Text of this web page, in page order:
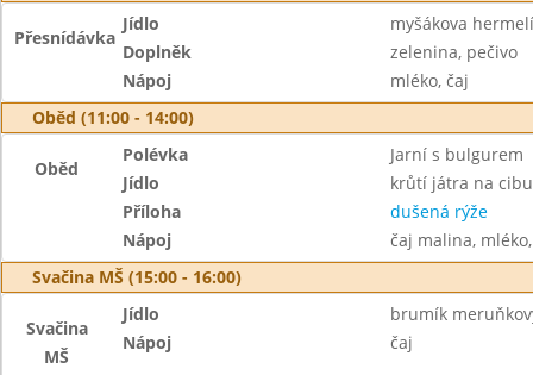
Přesnídávka
Jídlo
myšákova
Doplněk
zelenina, pečivo
Nápoj
mléko, čaj
Oběd (11:00 - 14:00)
Oběd
Polévka
Jarní s bulgurem
Jídlo
krůtí játra na
Příloha
dušená rýže
Nápoj
čaj malina,
Svačina MŠ (15:00 - 16:00)
Svačina
MŠ
Jídlo
brumík
Nápoj
čaj